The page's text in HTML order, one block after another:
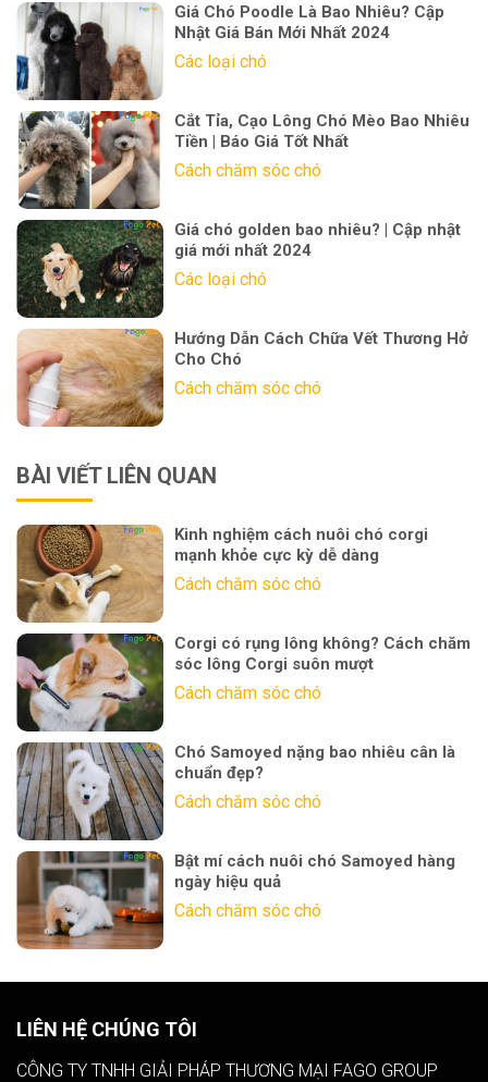
Giá Chó Poodle Là Bao Nhiêu? Cập
Nhật Giá Bán Mới Nhất 2024
Các loại chó
Cắt Tỉa, Cạo Lông Chó Mèo Bao Nhiêu
Tiền | Báo Giá Tốt Nhất
Cách chăm sóc chó
Giá chó golden bao nhiêu? | Cập nhật
giá mới nhất 2024
Các loại chó
Hướng Dẫn Cách Chữa Vết Thương Hở
Cho Chó
Cách chăm sóc chó
BÀI VIẾT LIÊN QUAN
Kinh nghiệm cách nuôi chó corgi
mạnh khỏe cực kỳ dễ dàng
Cách chăm sóc chó
Corgi có rụng lông không? Cách chăm
sóc lông Corgi suôn mượt
Cách chăm sóc chó
Chó Samoyed nặng bao nhiêu cân là
chuẩn đẹp?
Cách chăm sóc chó
Bật mí cách nuôi chó Samoyed hàng
ngày hiệu quả
Cách chăm sóc chó
LIÊN HỆ CHÚNG TÔI
CÔNG TY TNHH GIẢI PHÁP THƯƠNG MẠI FAGO GROUP